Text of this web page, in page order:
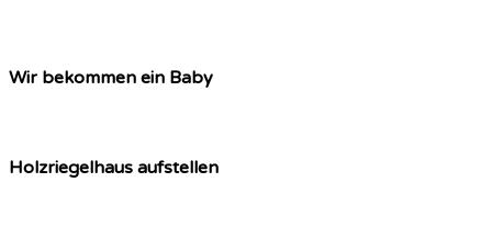
Wir bekommen ein Baby
Holzriegelhaus aufstellen